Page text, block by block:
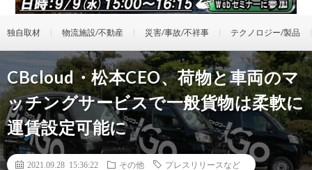
独自取材 物流施設/不動産 災害/事故/不祥事 テクノロジー/製品
CBcloud・松本CEO、荷物と車両のマ
ッチングサービスで一般貨物は柔軟に
運賃設定可能に
2021.09.28 15:36:22 その他 プレスリリースなど